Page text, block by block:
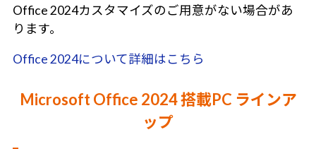
Office 2024カスタマイズのご用意がない場合があ
ります。
Office 2024について詳細はこちら
Microsoft Office 2024 搭載PC ラインア
ップ